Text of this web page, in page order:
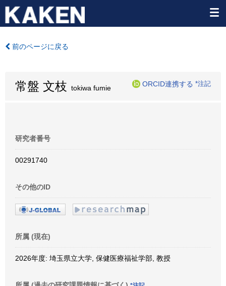
前のページに戻る
常盤 文枝 tokiwa fumie
ORCID連携する *注記
研究者番号
00291740
その他のID
所属 (現在)
2026年度: 埼玉県立大学, 保健医療福祉学部, 教授